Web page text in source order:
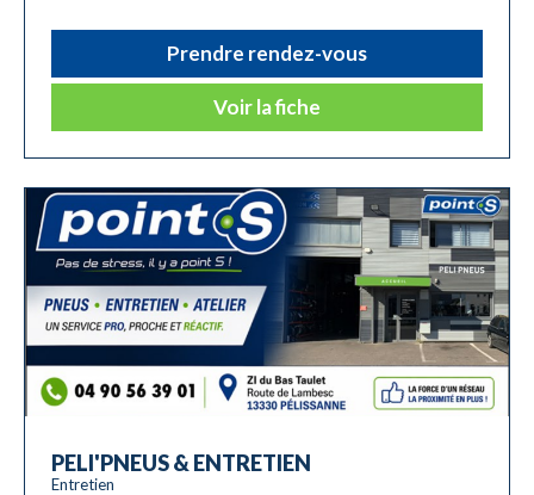
Prendre rendez-vous
Voir la fiche
PELI'PNEUS & ENTRETIEN
Entretien